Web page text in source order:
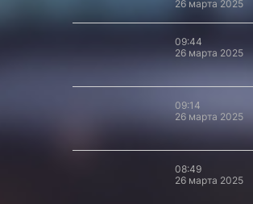
26 марта 2025
09:44
26 марта 2025
09:14
26 марта 2025
08:49
26 марта 2025